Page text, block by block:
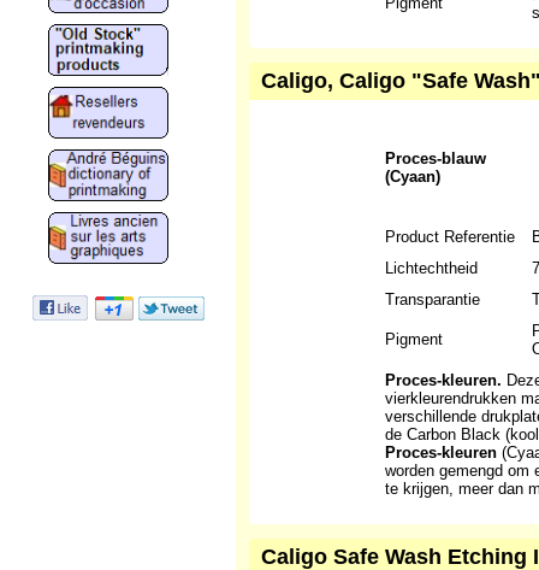
Caligo, Caligo "Safe
Proces-blauw
(Cyaan)
Product Referentie
Lichtechtheid
7
Transparantie
Pigment
Proces-kleuren.
vierkleurendrukken
verschillende
de Carbon Black
Proces-kleuren
worden gemengd om
te krijgen, meer dan
Caligo Safe Wash Etching